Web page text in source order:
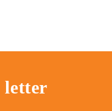
letter